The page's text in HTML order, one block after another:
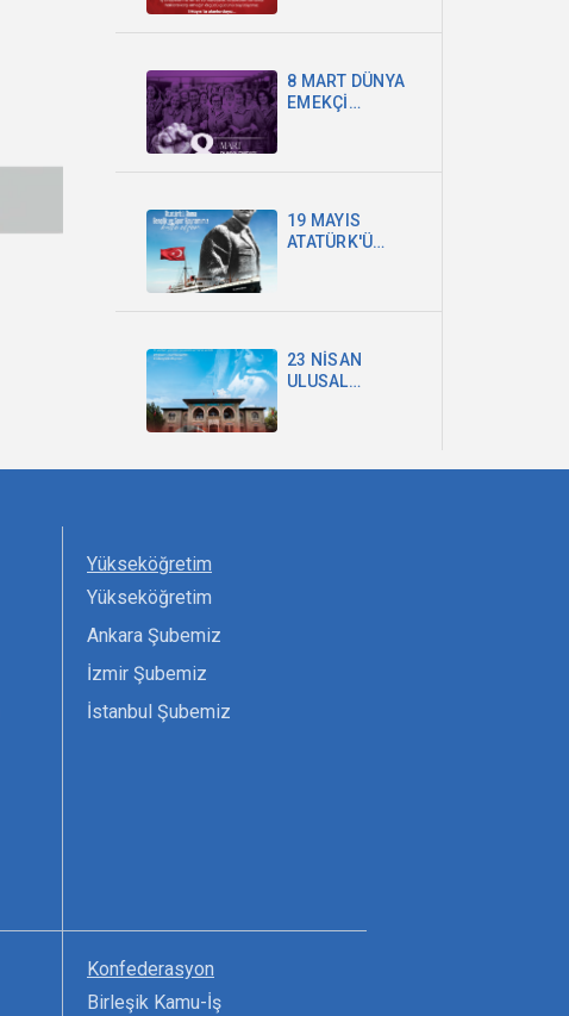
8 MART DÜNYA
EMEKÇİ
19 MAYIS
ATATÜRK'Ü
23 NİSAN
ULUSAL
Yükseköğretim
Yükseköğretim
Ankara Şubemiz
İzmir Şubemiz
İstanbul Şubemiz
Konfederasyon
Birleşik Kamu-İş